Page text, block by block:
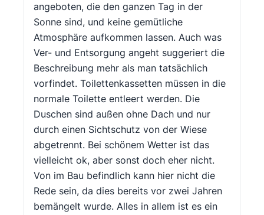
angeboten, die den ganzen Tag in der
Sonne sind, und keine gemütliche
Atmosphäre aufkommen lassen. Auch was
Ver- und Entsorgung angeht suggeriert die
Beschreibung mehr als man tatsächlich
vorfindet. Toilettenkassetten müssen in die
normale Toilette entleert werden. Die
Duschen sind außen ohne Dach und nur
durch einen Sichtschutz von der Wiese
abgetrennt. Bei schönem Wetter ist das
vielleicht ok, aber sonst doch eher nicht.
Von im Bau befindlich kann hier nicht die
Rede sein, da dies bereits vor zwei Jahren
bemängelt wurde. Alles in allem ist es ein